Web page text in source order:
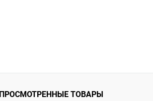
ПРОСМОТРЕННЫЕ ТОВАРЫ